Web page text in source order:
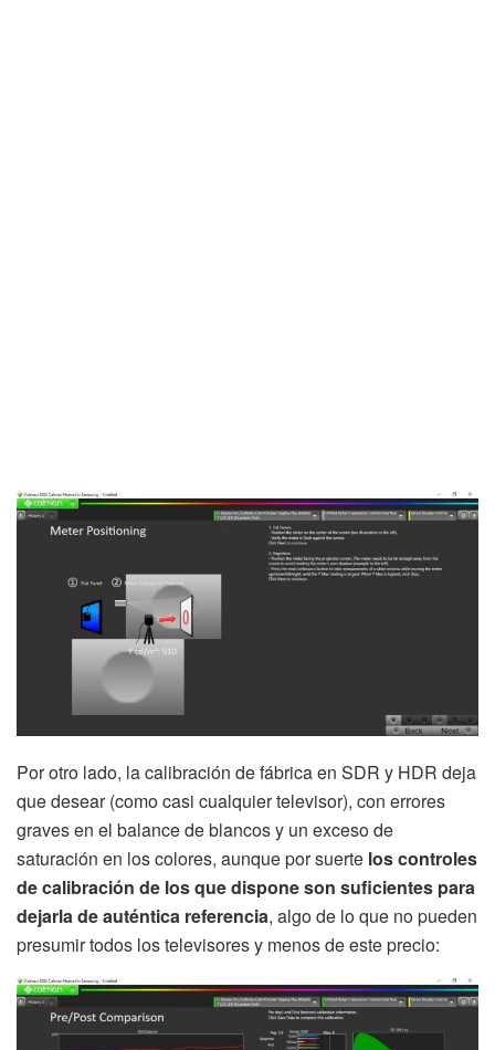
Por otro lado, la calibración de fábrica en SDR y HDR deja
que desear (como casi cualquier televisor), con errores
graves en el balance de blancos y un exceso de
saturación en los colores, aunque por suerte los controles
de calibración de los que dispone son suficientes para
dejarla de auténtica referencia, algo de lo que no pueden
presumir todos los televisores y menos de este precio: